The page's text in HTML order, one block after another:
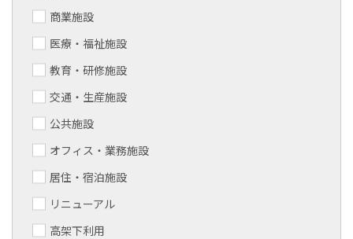
商業施設
医療・福祉施設
教育・研修施設
交通・生産施設
公共施設
オフィス・業務施設
居住・宿泊施設
リニューアル
高架下利用